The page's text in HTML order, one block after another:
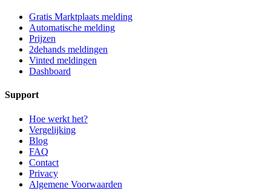
Gratis Marktplaats melding
Automatische melding
Prijzen
2dehands meldingen
Vinted meldingen
Dashboard
Support
Hoe werkt het?
Vergelijking
Blog
FAQ
Contact
Privacy
Algemene Voorwaarden